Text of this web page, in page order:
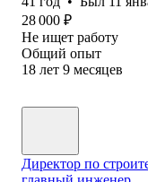
28 000 ₽
Не ищет работу
Общий опыт
18 лет 9 месяцев
Директор по